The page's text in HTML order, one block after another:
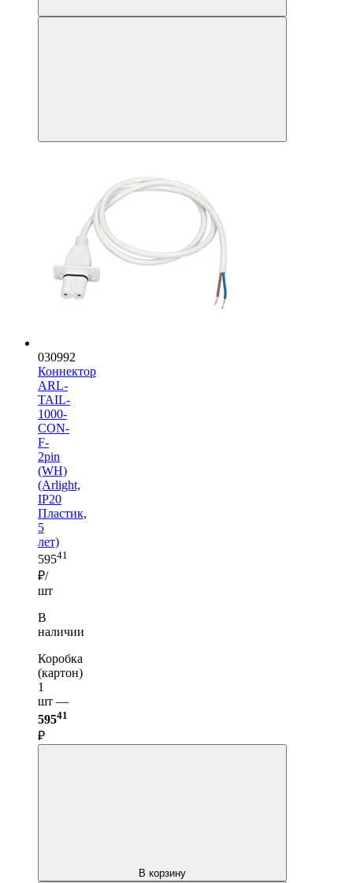
030992
Коннектор
ARL-
TAIL-
1000-
CON-
F-
2pin
(WH)
(Arlight,
IP20
Пластик,
5
лет)
59541
₽/
шт
В
наличии
Коробка
(картон)
1
шт —
59541
₽
В корзину